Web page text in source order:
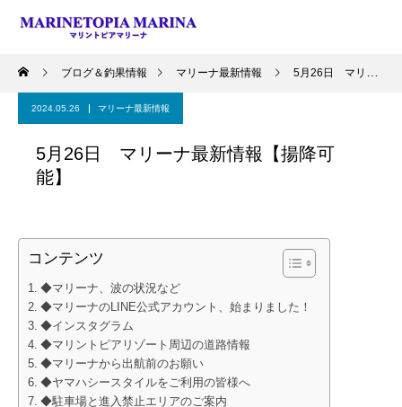
ブログ＆釣果情報 マリーナ最新情報 5月26日 マリーナ最新情報【揚降可能】
2024.05.26 マリーナ最新情報
5月26日 マリーナ最新情報【揚降可
能】
コンテンツ
◆マリーナ、波の状況など
◆マリーナのLINE公式アカウント、始まりました！
◆インスタグラム
◆マリントピアリゾート周辺の道路情報
◆マリーナから出航前のお願い
◆ヤマハシースタイルをご利用の皆様へ
◆駐車場と進入禁止エリアのご案内